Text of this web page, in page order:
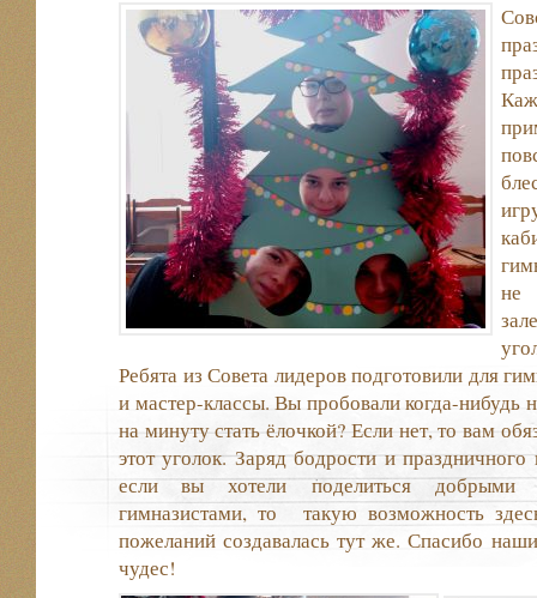
не
Ребята из Совета лидеров подготовили для
и мастер-классы. Вы пробовали когда-нибудь
на минуту стать ёлочкой? Если нет, то вам
этот уголок. Заряд бодрости и
если вы хотели поделиться добрыми
гимназистами, то такую возможность
пожеланий создавалась тут же. Спасибо
чудес!